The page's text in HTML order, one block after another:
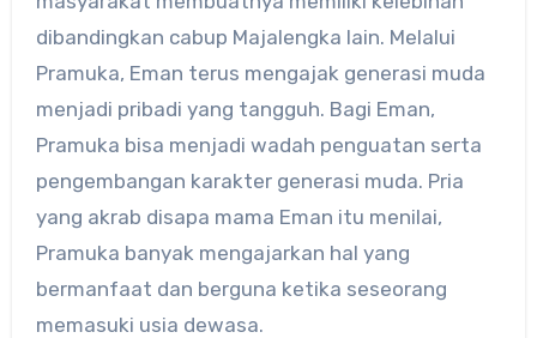
dibandingkan cabup Majalengka lain. Melalui
Pramuka, Eman terus mengajak generasi muda
menjadi pribadi yang tangguh. Bagi Eman,
Pramuka bisa menjadi wadah penguatan serta
pengembangan karakter generasi muda. Pria
yang akrab disapa mama Eman itu menilai,
Pramuka banyak mengajarkan hal yang
bermanfaat dan berguna ketika seseorang
memasuki usia dewasa.